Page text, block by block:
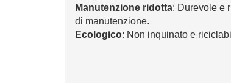
Manutenzione ridotta: Durevole e
di manutenzione.
Ecologico: Non inquinato e